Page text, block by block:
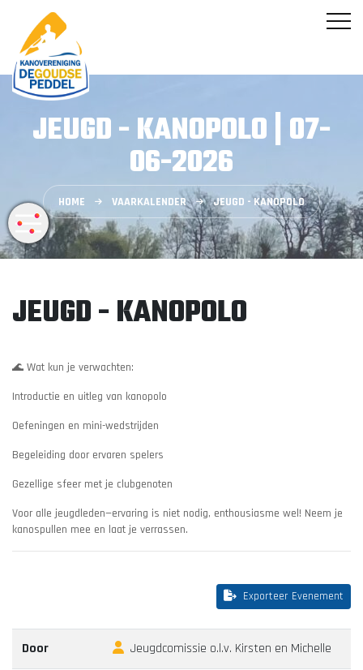
JEUGD - KANOPOLO | 07-
06-2026
HOME VAARKALENDER JEUGD - KANOPOLO
JEUGD - KANOPOLO
🌊 Wat kun je verwachten:
Introductie en uitleg van kanopolo
Oefeningen en mini-wedstrijden
Begeleiding door ervaren spelers
Gezellige sfeer met je clubgenoten
Voor alle jeugdleden—ervaring is niet nodig, enthousiasme wel! Neem je
kanospullen mee en laat je verrassen.
Exporteer Evenement
Door Jeugdcomissie o.l.v. Kirsten en Michelle